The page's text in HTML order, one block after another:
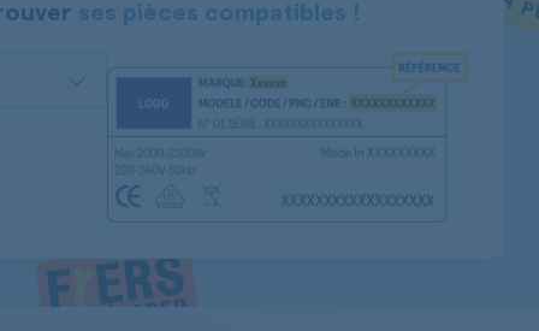
ses pièces compatibles !